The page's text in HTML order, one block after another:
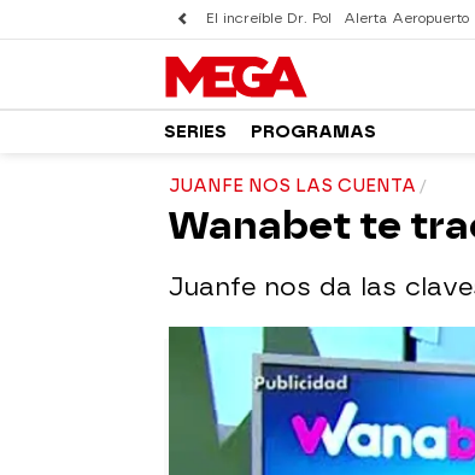
El increíble Dr. Pol Alerta Aeropuerto
SERIES PROGRAMAS
JUANFE NOS LAS CUENTA
Wanabet te
Juanfe nos da las